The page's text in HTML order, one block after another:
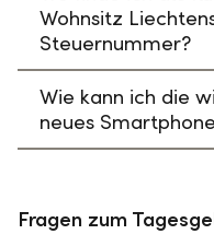
Wohnsitz
Steuernummer?
Wie kann ich die
neues
Fragen zum